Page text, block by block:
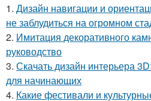
1. Дизайн навигации и
не заблудиться на огромном
2. Имитация декоративного
руководство
3. Скачать дизайн интерьера
для начинающих
4. Какие фестивали и